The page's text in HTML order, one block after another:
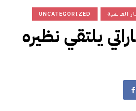
القرن UNCATEGORIZED العالمية
يلتقي نظيره